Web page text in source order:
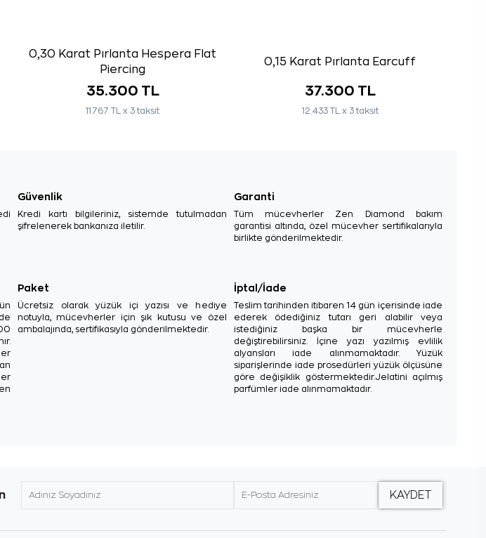
0,30 Karat Pırlanta Hespera Flat
Piercing
35.300 TL
11.767 TL x 3 taksit
0,15 Karat Pırlanta Earcuff
37.300 TL
12.433 TL x 3 taksit
Güvenlik
Kredi kartı bilgileriniz, sistemde tutulmadan
şifrelenerek bankanıza iletilir.
Garanti
Tüm mücevherler Zen Diamond bakım
garantisi altında, özel mücevher sertifikalarıyla
birlikte gönderilmektedir.
Paket
Ücretsiz olarak yüzük içi yazısı ve hediye
notuyla, mücevherler için şık kutusu ve özel
ambalajında, sertifikasıyla gönderilmektedir.
İptal/İade
Teslim tarihinden itibaren 14 gün içerisinde iade
ederek ödediğiniz tutarı geri alabilir veya
istediğiniz başka bir mücevherle
değiştirebilirsiniz. İçine yazı yazılmış evlilik
alyansları iade alınmamaktadır. Yüzük
siparişlerinde iade prosedürleri yüzük ölçüsüne
göre değişiklik göstermektedir.Jelatini açılmış
parfümler iade alınmamaktadır.